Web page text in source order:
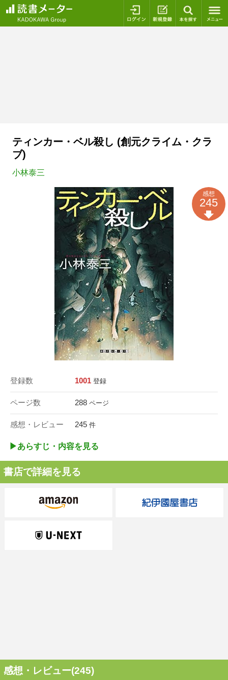
ログイン 新規登録
ティンカー・ベル殺し (創元クライム・クラ
ブ)
小林泰三
登録数 1001 登録
ページ数 288 ページ
感想・レビュー 245 件
感想
245
▶︎あらすじ・内容を見る
書店で詳細を見る
感想・レビュー(245)